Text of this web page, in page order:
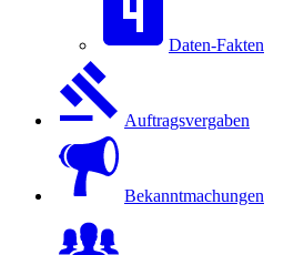
Daten-Fakten
Auftragsvergaben
Bekanntmachungen